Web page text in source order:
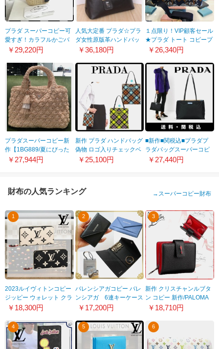
プラダ スーパーコピー可
愛すぎ！カラフルかごバ
ッグ 1BG172 ブラック
￥29,220円
人気大定番 プラダ☆プラ
ダ女性原版革ハンドバッ
グ PR-N0837-1新品登場
￥36,180円
１点限り！VIP顧客セール
★プラダ トート コピープ
ラダ★カナパ 1BG155
￥26,340円
プラダスーパーコピー新
作【1BG889/夏にぴった
りCANAPAかごバッグ】
￥27,944円
新作 プラダ ハンドバッグ
偽物 ロゴ入りチェックベ
ルベット
￥25,100円
■新作■関税込■プラダプ
ラダバッグスーパーコピ
ー トートバック
￥27,440円
財布の人気ランキング → スーパーコピー財布
1
2023ルイヴィトンコピー
ジッピー ウォレット クラ
フティ ZIPPY クレーム 長
￥18,300円
2
バレンシアガコピー バレ
ンシアガ 6連キーケース
PAPER KEY
￥17,200円
3
新作 クリスチャンルブタ
ン コピー 新作/PALOMA
スモール シック 9072611
￥18,710円
4 5 6